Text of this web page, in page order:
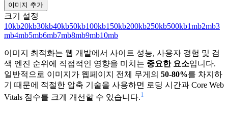
이미지 추가
크기 설정
10kb20kb30kb40kb50kb100kb150kb200kb250kb500kb1mb2mb3
mb4mb5mb6mb7mb8mb9mb10mb
이미지 최적화는 웹 개발에서 사이트 성능, 사용자 경험 및 검
색 엔진 순위에 직접적인 영향을 미치는 중요한 요소입니다.
일반적으로 이미지가 웹페이지 전체 무게의 50-80%를 차지하
기 때문에 적절한 압축 기술을 사용하면 로딩 시간과 Core Web
Vitals 점수를 크게 개선할 수 있습니다.1